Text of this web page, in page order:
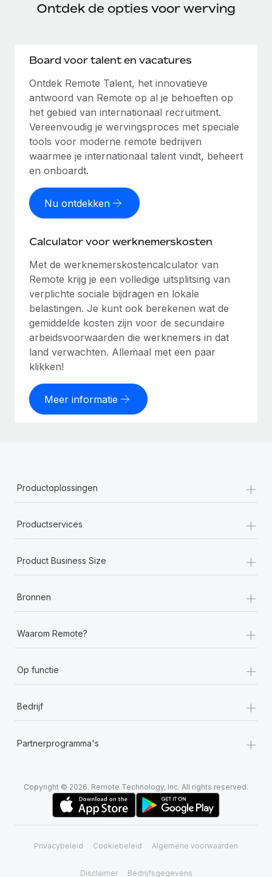
Ontdek de opties voor werving
Board voor talent en vacatures
Ontdek Remote Talent, het innovatieve
antwoord van Remote op al je behoeften op
het gebied van internationaal recruitment.
Vereenvoudig je wervingsproces met speciale
tools voor moderne remote bedrijven
waarmee je internationaal talent vindt, beheert
en onboardt.
Nu ontdekken
Calculator voor werknemerskosten
Met de werknemerskostencalculator van
Remote krijg je een volledige uitsplitsing van
verplichte sociale bijdragen en lokale
belastingen. Je kunt ook berekenen wat de
gemiddelde kosten zijn voor de secundaire
arbeidsvoorwaarden die werknemers in dat
land verwachten. Allemaal met een paar
klikken!
Meer informatie
Productoplossingen +
Productservices +
Product Business Size +
Bronnen +
Waarom Remote? +
Op functie +
Bedrijf +
Partnerprogramma's +
Copyright © 2026. Remote Technology, Inc. All rights reserved.
Privacybeleid Cookiebeleid Algemene voorwaarden
Disclaimer Bedrijfsgegevens